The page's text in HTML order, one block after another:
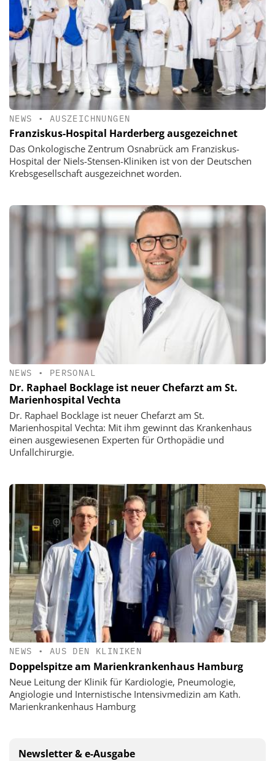
NEWS • AUSZEICHNUNGEN
Franziskus-Hospital Harderberg ausgezeichnet
Das Onkologische Zentrum Osnabrück am Franziskus-
Hospital der Niels-Stensen-Kliniken ist von der Deutschen
Krebsgesellschaft ausgezeichnet worden.
NEWS • PERSONAL
Dr. Raphael Bocklage ist neuer Chefarzt am St.
Marienhospital Vechta
Dr. Raphael Bocklage ist neuer Chefarzt am St.
Marienhospital Vechta: Mit ihm gewinnt das Krankenhaus
einen ausgewiesenen Experten für Orthopädie und
Unfallchirurgie.
NEWS • AUS DEN KLINIKEN
Doppelspitze am Marienkrankenhaus Hamburg
Neue Leitung der Klinik für Kardiologie, Pneumologie,
Angiologie und Internistische Intensivmedizin am Kath.
Marienkrankenhaus Hamburg
Newsletter & e-Ausgabe